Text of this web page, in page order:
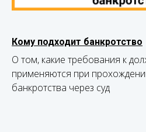
Кому подходит банкротство
О том, какие требования к
применяются при
банкротства через суд